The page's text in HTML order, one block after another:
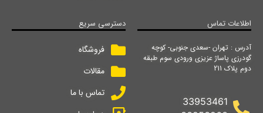
اطلاعات تماس
آدرس : تهران -سعدی جنوبی- کوچه
گودرزی پاساژ عزیزی ورودی سوم طبقه
دوم پلاک 211
33953461
دسترسی سریع
فروشگاه
مقالات
تماس با ما